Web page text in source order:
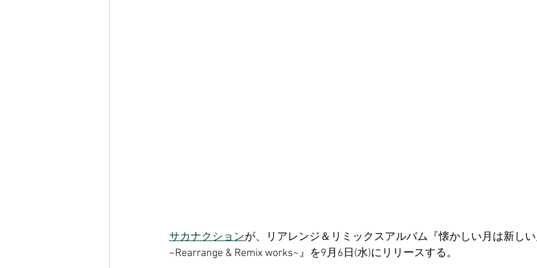
サカナクションが、リアレンジ＆リミックスアルバム『懐かしい月は新し
~Rearrange & Remix works~』を9月6日(水)にリリースする。